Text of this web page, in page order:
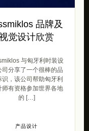
品牌及
觉设计欣赏
与匈牙利时装设
司分享了一个很棒的品
识，该公司帮助匈牙利
师有资格参加世界各地
的 […]
产品设计